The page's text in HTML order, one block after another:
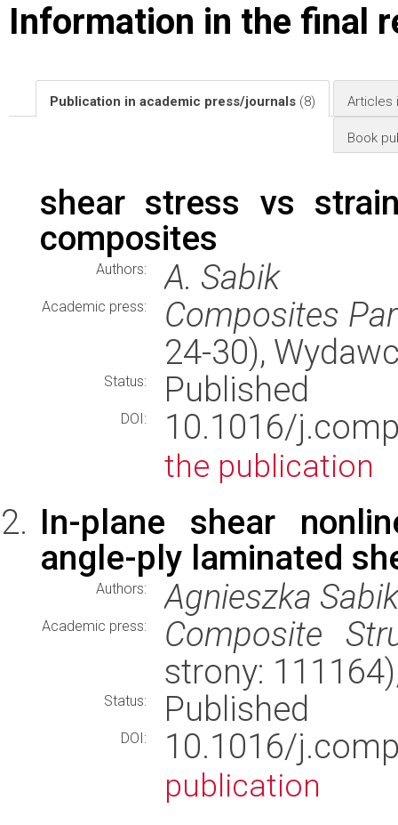
Information in the final
Publication in academic press/journals (8) Articles
Book
shear stress vs
composites
Authors: A. Sabik
Academic press:
Composites
24-30),
Status: Published
DOI: 10.1016/
the publication
In-plane shear
angle-ply laminated
Authors: Agnieszka Sabik
Academic press:
Composite
strony:
Status: Published
DOI: 10.1016/
publication